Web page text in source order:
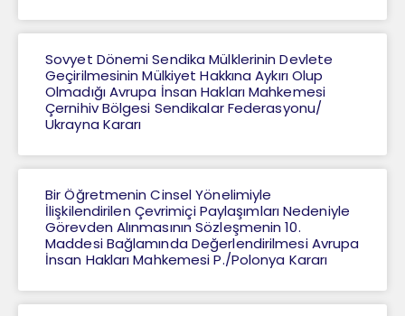
Sovyet Dönemi Sendika Mülklerinin Devlete
Geçirilmesinin Mülkiyet Hakkına Aykırı Olup
Olmadığı Avrupa İnsan Hakları Mahkemesi
Çernihiv Bölgesi Sendikalar Federasyonu/
Ukrayna Kararı
Bir Öğretmenin Cinsel Yönelimiyle
İlişkilendirilen Çevrimiçi Paylaşımları Nedeniyle
Görevden Alınmasının Sözleşmenin 10.
Maddesi Bağlamında Değerlendirilmesi Avrupa
İnsan Hakları Mahkemesi P./Polonya Kararı